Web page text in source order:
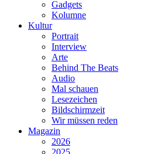
Gadgets
Kolumne
Kultur
Portrait
Interview
Arte
Behind The Beats
Audio
Mal schauen
Lesezeichen
Bildschirmzeit
Wir müssen reden
Magazin
2026
2025